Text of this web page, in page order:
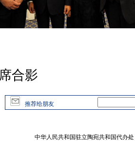
大使
合影
推荐给朋友
中华人民共和国驻立陶宛共和国代办处